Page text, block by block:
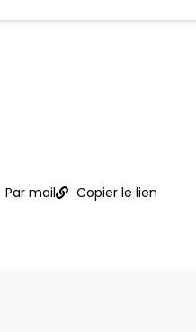
Par mail Copier le lien